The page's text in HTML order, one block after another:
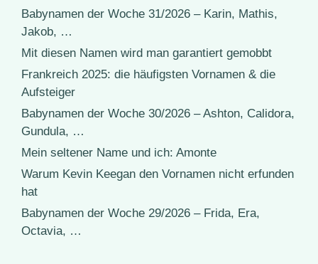
Babynamen der Woche 31/2026 – Karin, Mathis,
Jakob, …
Mit diesen Namen wird man garantiert gemobbt
Frankreich 2025: die häufigsten Vornamen & die
Aufsteiger
Babynamen der Woche 30/2026 – Ashton, Calidora,
Gundula, …
Mein seltener Name und ich: Amonte
Warum Kevin Keegan den Vornamen nicht erfunden
hat
Babynamen der Woche 29/2026 – Frida, Era,
Octavia, …